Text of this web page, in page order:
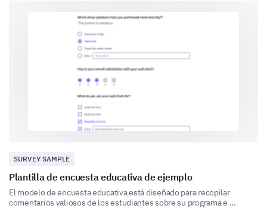
Obtener cartas de recomendación
Cumplir con plazos de solicitud
Por favor, proporciona cualquier comentario
adicional sobre el proceso de solicitud.
Interfaz de Usuario y Aspectos Técnicos
Tu opinión sobre la interfaz de usuario y los aspectos
SURVEY SAMPLE
Plantilla de encuesta educativa de ejemplo
El modelo de encuesta educativa está diseñado para recopilar
comentarios valiosos de los estudiantes sobre su programa e ...